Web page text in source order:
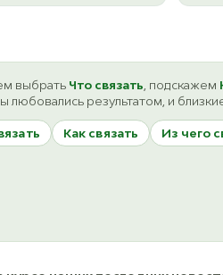
выбрать Что связать , подскажем
любовались результатом, и
Как связать Из чего